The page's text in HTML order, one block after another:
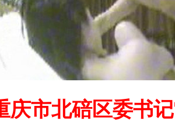
庆市北碚区委书